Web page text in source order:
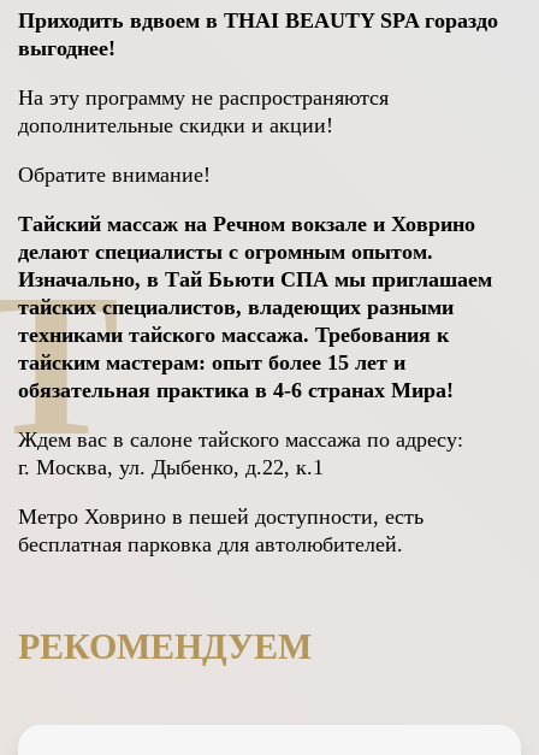
Приходить вдвоем в THAI BEAUTY SPA гораздо
выгоднее!
На эту программу не распространяются
дополнительные скидки и акции!
Обратите внимание!
Тайский массаж на Речном вокзале и Ховрино
делают специалисты с огромным опытом.
Изначально, в Тай Бьюти СПА мы приглашаем
тайских специалистов, владеющих разными
техниками тайского массажа. Требования к
тайским мастерам: опыт более 15 лет и
обязательная практика в 4-6 странах Мира!
Ждем вас в салоне тайского массажа по адресу:
г. Москва, ул. Дыбенко, д.22, к.1
Метро Ховрино в пешей доступности, есть
бесплатная парковка для автолюбителей.
РЕКОМЕНДУЕМ